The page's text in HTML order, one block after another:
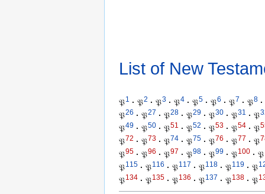
List of New
𝔓1 · 𝔓2 · 𝔓3 · 𝔓4 · 𝔓5 · 𝔓6 · 𝔓7 · 𝔓8 ·
𝔓26 · 𝔓27 · 𝔓28 · 𝔓29 · 𝔓30 · 𝔓31 · 𝔓
𝔓49 · 𝔓50 · 𝔓51 · 𝔓52 · 𝔓53 · 𝔓54 · 𝔓
𝔓72 · 𝔓73 · 𝔓74 · 𝔓75 · 𝔓76 · 𝔓77 · 𝔓
𝔓95 · 𝔓96 · 𝔓97 · 𝔓98 · 𝔓99 · 𝔓100 · 𝔓
𝔓115 · 𝔓116 · 𝔓117 · 𝔓118 · 𝔓119 · 𝔓
𝔓134 · 𝔓135 · 𝔓136 · 𝔓137 · 𝔓138 · 𝔓